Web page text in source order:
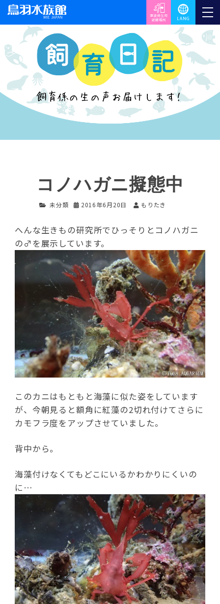
コノハガニ擬態中
未分類 2016年6月20日 もりたき
へんな生きもの研究所でひっそりとコノハガニ
の♂を展示しています。
このカニはもともと海藻に似た姿をしています
が、今朝見ると額角に紅藻の2切れ付けてさらに
カモフラ度をアップさせていました。
背中から。
海藻付けなくてもどこにいるかわかりにくいの
に…